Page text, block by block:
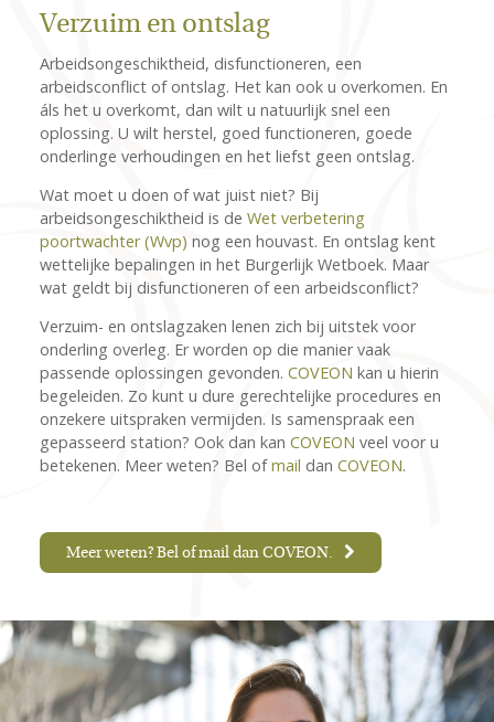
Verzuim en ontslag
Arbeidsongeschiktheid, disfunctioneren, een
arbeidsconflict of ontslag. Het kan ook u overkomen. En
áls het u overkomt, dan wilt u natuurlijk snel een
oplossing. U wilt herstel, goed functioneren, goede
onderlinge verhoudingen en het liefst geen ontslag.
Wat moet u doen of wat juist niet? Bij
arbeidsongeschiktheid is de Wet verbetering
poortwachter (Wvp) nog een houvast. En ontslag kent
wettelijke bepalingen in het Burgerlijk Wetboek. Maar
wat geldt bij disfunctioneren of een arbeidsconflict?
Verzuim- en ontslagzaken lenen zich bij uitstek voor
onderling overleg. Er worden op die manier vaak
passende oplossingen gevonden. COVEON kan u hierin
begeleiden. Zo kunt u dure gerechtelijke procedures en
onzekere uitspraken vermijden. Is samenspraak een
gepasseerd station? Ook dan kan COVEON veel voor u
betekenen. Meer weten? Bel ofmail dan COVEON.
Meer weten? Bel of mail dan COVEON.